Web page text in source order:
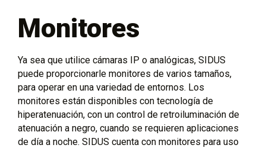
Monitores
Ya sea que utilice cámaras IP o analógicas, SIDUS
puede proporcionarle monitores de varios tamaños,
para operar en una variedad de entornos. Los
monitores están disponibles con tecnología de
hiperatenuación, con un control de retroiluminación de
atenuación a negro, cuando se requieren aplicaciones
de día a noche. SIDUS cuenta con monitores para uso